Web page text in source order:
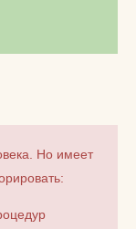
Но имеет